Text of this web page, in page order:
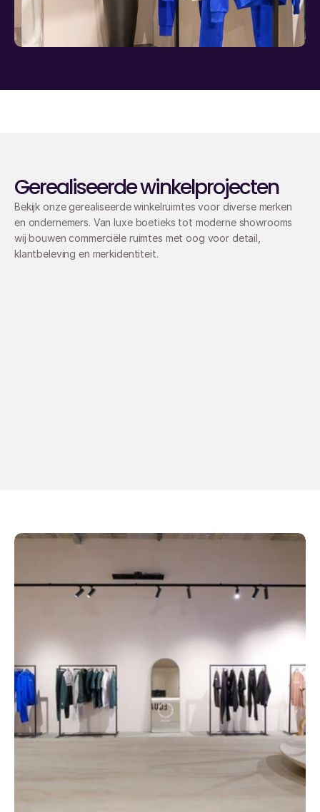
Gerealiseerde winkelprojecten
Bekijk onze gerealiseerde winkelruimtes voor diverse merken
en ondernemers. Van luxe boetieks tot moderne showrooms
wij bouwen commerciële ruimtes met oog voor detail,
klantbeleving en merkidentiteit.